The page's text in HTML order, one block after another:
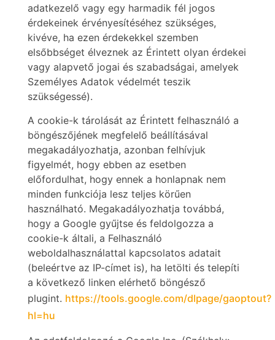
adatkezelő vagy egy harmadik fél jogos
érdekeinek érvényesítéséhez szükséges,
kivéve, ha ezen érdekekkel szemben
elsőbbséget élveznek az Érintett olyan érdekei
vagy alapvető jogai és szabadságai, amelyek
Személyes Adatok védelmét teszik
szükségessé).
A cookie-k tárolását az Érintett felhasználó a
böngészőjének megfelelő beállításával
megakadályozhatja, azonban felhívjuk
figyelmét, hogy ebben az esetben
előfordulhat, hogy ennek a honlapnak nem
minden funkciója lesz teljes körűen
használható. Megakadályozhatja továbbá,
hogy a Google gyűjtse és feldolgozza a
cookie-k általi, a Felhasználó
weboldalhasználattal kapcsolatos adatait
(beleértve az IP-címet is), ha letölti és telepíti
a következő linken elérhető böngésző
plugint. https://tools.google.com/dlpage/gaoptout?
hl=hu